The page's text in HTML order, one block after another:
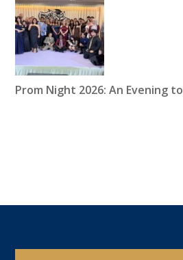
Prom Night 2026: An Evening